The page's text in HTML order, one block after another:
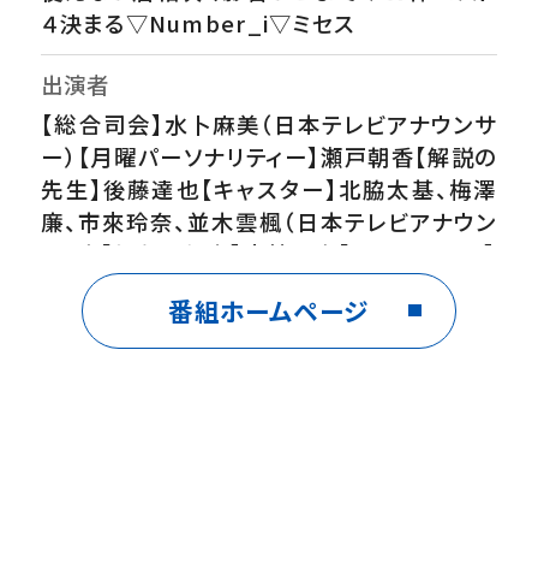
４決まる▽Number_i▽ミセス
出演者
【総合司会】水卜麻美（日本テレビアナウンサ
ー）【月曜パーソナリティー】瀬戸朝香【解説の
先生】後藤達也【キャスター】北脇太基、梅澤
廉、市來玲奈、並木雲楓（日本テレビアナウン
サー）【気象予報士】小林正寿【買いドキッ!？】
小室安未【食の匠の朝ごはん】村上佳菜子【ス
タジオゲスト】アルコ&ピース
番組ホームページ